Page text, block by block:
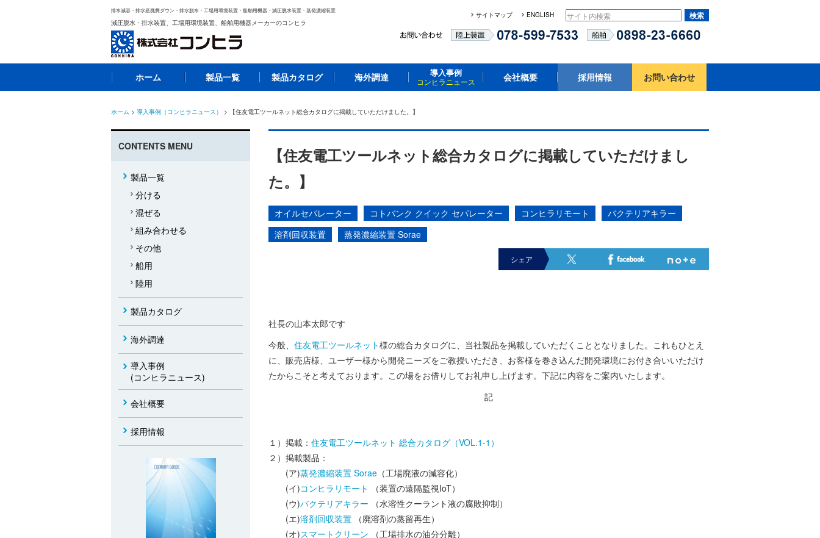
排水減容・排水産廃費ダウン・排水脱水・工場用環境装置・船舶用機器・減圧脱水装置・蒸発濃縮装置
減圧脱水・排水装置、工場用環境装置、船舶用機器メーカーのコンヒラ
サイトマップ ENGLISH
ホーム 製品一覧 製品カタログ 海外調達 導入事例
コンヒラニュース 会社概要 採用情報 お問い合わせ
ホーム > 導入事例（コンヒラニュース） > 【住友電工ツールネット総合カタログに掲載していただけました。】
【住友電工ツールネット総合カタログに掲載していただけまし
た。】
オイルセパレーター コトバンク クイック セパレーター コンヒラリモート
バクテリアキラー
溶剤回収装置
蒸発濃縮装置 Sorae
シェア
社長の山本太郎です
今般、 住友電工ツールネット様の総合カタログに、当社製品を掲載していただくこととなりました。これもひとえ
に、販売店様、ユーザー様から開発ニーズをご教授いただき、お客様を巻き込んだ開発環境にお付き合いいただけ
たからこそと考えております。この場をお借りしてお礼申し上げます。下記に内容をご案内いたします。
記
１）掲載： 住友電工ツールネット 総合カタログ（VOL.1-1）
２）掲載製品：
(ア)蒸発濃縮装置 Sorae （工場廃液の減容化）
(イ)コンヒラリモート
（装置の遠隔監視IoT）
(ウ)バクテリアキラー （水溶性クーラント液の腐敗抑制）
(エ)溶剤回収装置 （廃溶剤の蒸留再生）
(オ)スマートクリーン （工場排水の油分分離）
CONTENTS MENU
製品一覧
分ける
混ぜる
組み合わせる
その他
船用
陸用
製品カタログ
海外調達
導入事例
(コンヒラニュース)
会社概要
採用情報